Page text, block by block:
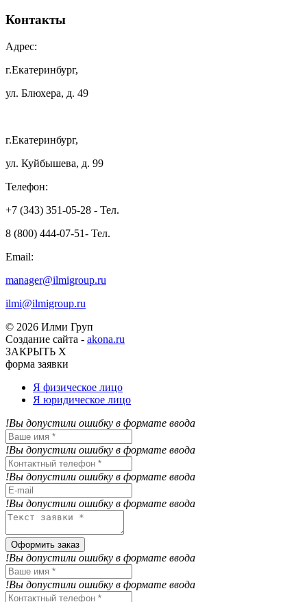
Контакты
Адрес:
г.Екатеринбург,
ул. Блюхера, д. 49
г.Екатеринбург,
ул. Куйбышева, д. 99
Телефон:
+7 (343) 351-05-28 - Тел.
8 (800) 444-07-51- Тел.
Email:
manager@ilmigroup.ru
ilmi@ilmigroup.ru
© 2026 Илми Груп
Создание сайта - akona.ru
ЗАКРЫТЬ Х
форма заявки
Я физическое лицо
Я юридическое лицо
!Вы допустили ошибку в формате ввода
!Вы допустили ошибку в формате ввода
!Вы допустили ошибку в формате ввода
!Вы допустили ошибку в формате ввода
Оформить заказ
!Вы допустили ошибку в формате ввода
!Вы допустили ошибку в формате ввода